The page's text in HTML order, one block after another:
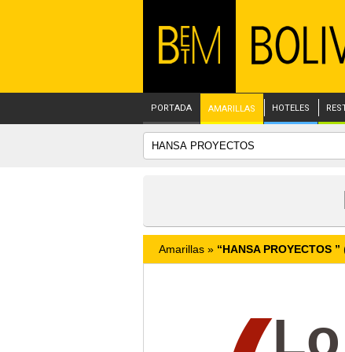
PORTADA AMARILLAS HOTELES
Amarillas » “HANSA PROYECTOS ”